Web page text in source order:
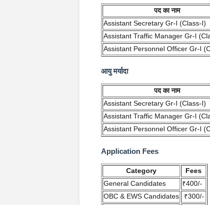
पद का नाम
Assistant Secretary Gr-I (Class-I)
Assistant Traffic Manager Gr-I
Assistant Personnel Officer Gr-I
आयु मर्यादा
पद का नाम
Assistant Secretary Gr-I (Class-I)
Assistant Traffic Manager Gr-I
Assistant Personnel Officer Gr-I
Application Fees
Category
Fees
General Candidates
₹400/-
OBC & EWS Candidates
₹300/-